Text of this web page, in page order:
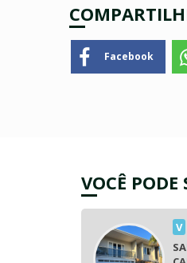
Facebook
VOCÊ PODE
V